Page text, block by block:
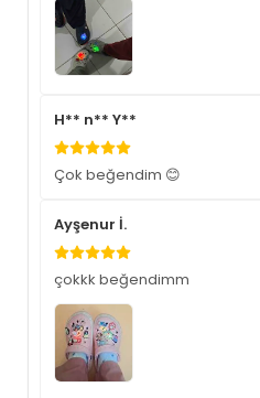
H** n** Y**
Çok beğendim 😊
Ayşenur İ.
çokkk beğendimm